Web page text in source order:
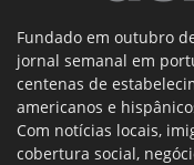
Fundado em outubro
jornal semanal em
centenas de
americanos e
Com notícias locais,
cobertura social,